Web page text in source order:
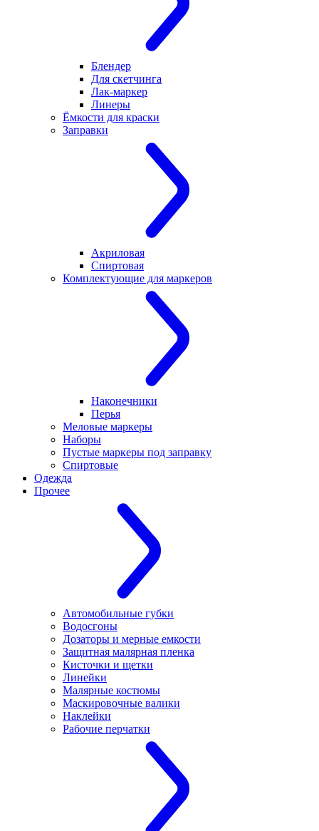
Блендер
Для скетчинга
Лак-маркер
Линеры
Ёмкости для краски
Заправки
Акриловая
Спиртовая
Комплектующие для маркеров
Наконечники
Перья
Меловые маркеры
Наборы
Пустые маркеры под заправку
Спиртовые
Одежда
Прочее
Автомобильные губки
Водосгоны
Дозаторы и мерные емкости
Защитная малярная пленка
Кисточки и щетки
Линейки
Малярные костюмы
Маскировочные валики
Наклейки
Рабочие перчатки